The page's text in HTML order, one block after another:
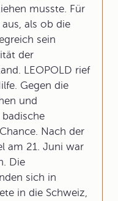
musste. Für
als ob die
sein
der
LEOPOLD rief
Gegen die
und
Nach der
am 21. Juni war
Die
sich in
in die Schweiz,